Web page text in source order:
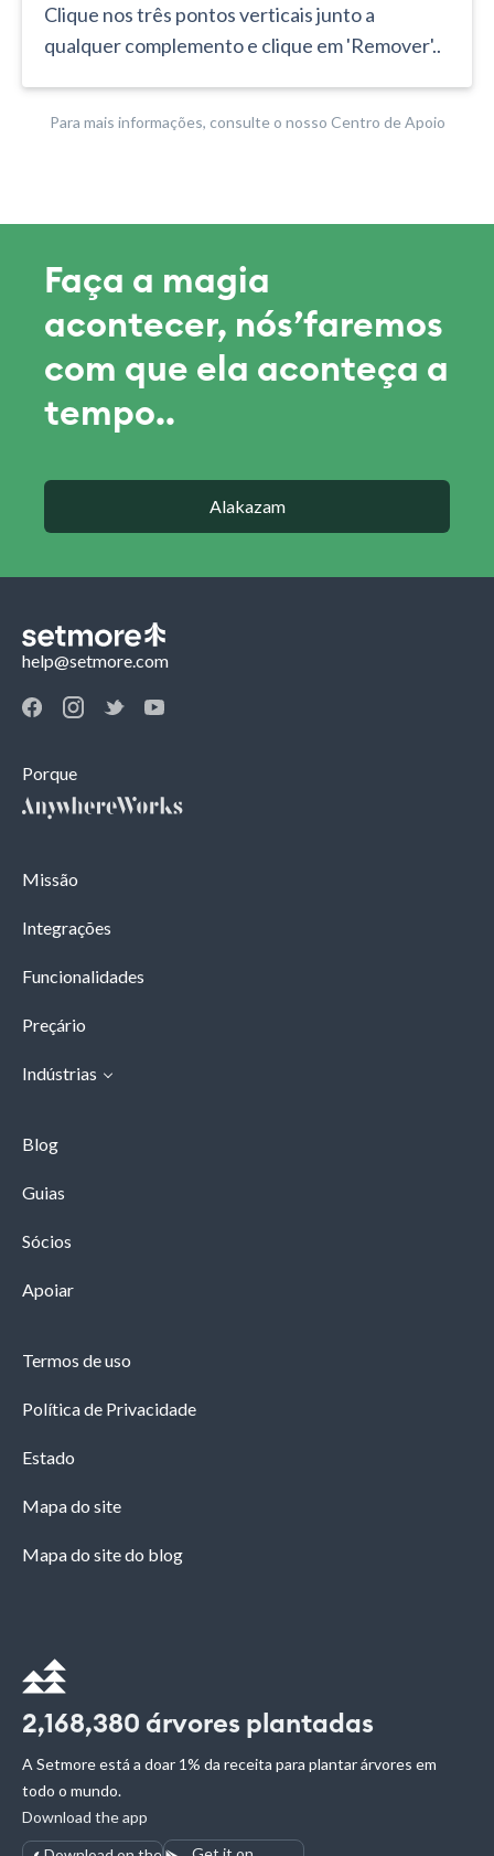
Clique nos três pontos verticais junto a
qualquer complemento e clique em 'Remover'..
Para mais informações, consulte o nosso Centro de Apoio
Faça a magia
acontecer, nós’faremos
com que ela aconteça a
tempo..
Alakazam
help@setmore.com
Porque
Missão
Integrações
Funcionalidades
Preçário
Indústrias
Blog
Guias
Sócios
Apoiar
Termos de uso
Política de Privacidade
Estado
Mapa do site
Mapa do site do blog
2,168,380 árvores plantadas
A Setmore está a doar 1% da receita para plantar árvores em
todo o mundo.
Download the app